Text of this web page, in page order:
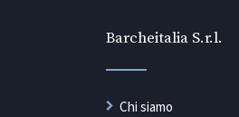
Barcheitalia S.r.l.
Chi siamo